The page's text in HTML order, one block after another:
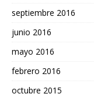
septiembre 2016
junio 2016
mayo 2016
febrero 2016
octubre 2015